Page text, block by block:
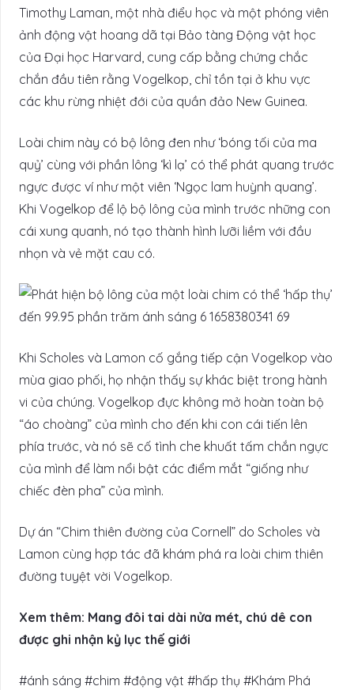
Timothy Laman, một nhà điểu học và một phóng viên
ảnh động vật hoang dã tại Bảo tàng Động vật học
của Đại học Harvard, cung cấp bằng chứng chắc
chắn đầu tiên rằng Vogelkop, chỉ tồn tại ở khu vực
các khu rừng nhiệt đới của quần đảo New Guinea.
Loài chim này có bộ lông đen như ‘bóng tối của ma
quỷ’ cùng với phần lông ‘kì lạ’ có thể phát quang trước
ngực được ví như một viên ‘Ngọc lam huỳnh quang’.
Khi Vogelkop để lộ bộ lông của mình trước những con
cái xung quanh, nó tạo thành hình lưỡi liềm với đầu
nhọn và vẻ mặt cau có.
Khi Scholes và Lamon cố gắng tiếp cận Vogelkop vào
mùa giao phối, họ nhận thấy sự khác biệt trong hành
vi của chúng. Vogelkop đực không mở hoàn toàn bộ
“áo choàng” của mình cho đến khi con cái tiến lên
phía trước, và nó sẽ cố tình che khuất tấm chắn ngực
của mình để làm nổi bật các điểm mắt “giống như
chiếc đèn pha” của mình.
Dự án “Chim thiên đường của Cornell” do Scholes và
Lamon cùng hợp tác đã khám phá ra loài chim thiên
đường tuyệt vời Vogelkop.
Xem thêm: Mang đôi tai dài nửa mét, chú dê con
được ghi nhận kỷ lục thế giới
#ánh sáng #chim #động vật #hấp thụ #Khám Phá